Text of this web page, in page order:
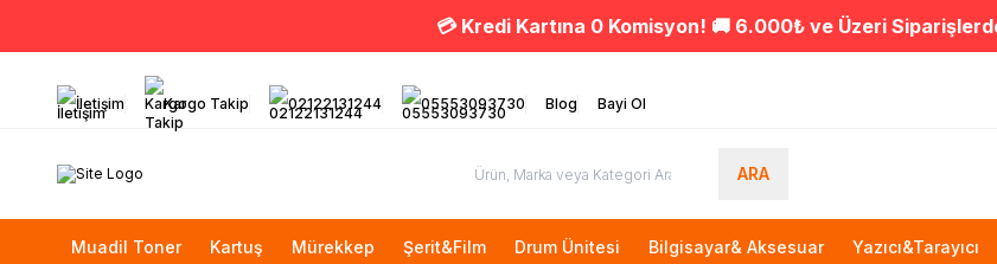
💳 Kredi Kartına 0 Komisyon! 🚚 6.000₺ ve Üzeri
İletişim Kargo Takip 02122131244 05553093730 Blog Bayi Ol
ARA
Muadil Toner Kartuş Mürekkep Şerit&Film Drum Ünitesi Bilgisayar& Aksesuar Yazıcı&Tarayıcı